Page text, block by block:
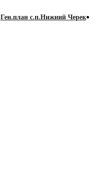
Ген.план с.п.Нижний Черек